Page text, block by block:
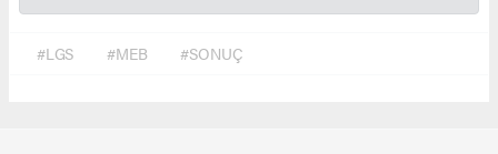
#LGS #MEB #SONUÇ